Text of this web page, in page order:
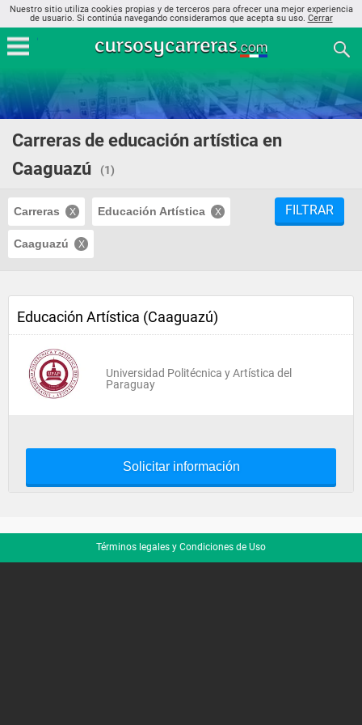
Nuestro sitio utiliza cookies propias y de terceros para ofrecer una mejor experiencia
de usuario. Si continúa navegando consideramos que acepta su uso. Cerrar
Carreras de educación artística en
Caaguazú
(1)
Carreras Educación Artística
Caaguazú
FILTRAR
Educación Artística (Caaguazú)
Universidad Politécnica y Artística del
Paraguay
Solicitar información
Términos legales y Condiciones de Uso